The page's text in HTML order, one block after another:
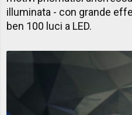
illuminata - con grande
ben 100 luci a LED.